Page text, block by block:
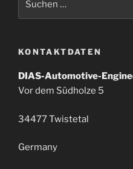
KONTAKTDATEN
DIAS-Automotive-
Vor dem Südholze 5
34477 Twistetal
Germany